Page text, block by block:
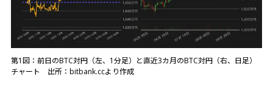
第1図：前日のBTC対円（左、1分足）と直近3カ月のBTC対円（右、日足）
チャート 出所：bitbank.ccより作成